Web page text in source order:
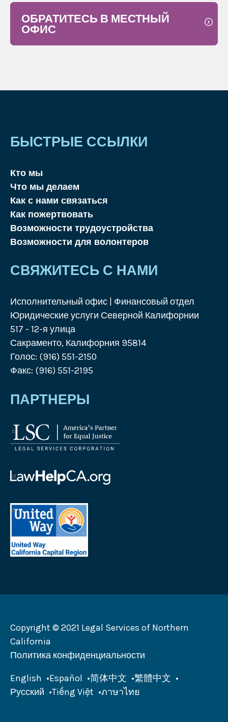
ОБРАТИТЕСЬ В МЕСТНЫЙ
ОФИС
БЫСТРЫЕ ССЫЛКИ
Кто мы
Что мы делаем
Как с нами связаться
Как пожертвовать
Возможности трудоустройства
Возможности для волонтеров
СВЯЖИТЕСЬ С НАМИ
Исполнительный офис | Финансовый отдел
Юридические услуги Северной Калифорнии
517 - 12-я улица
Сакраменто, Калифорния 95814
Голос: (916) 551-2150
Факс: (916) 551-2195
ПАРТНЕРЫ
Логотип
Корпорации
услуг
Логотип
Help
California
Логотип
United
Way
California
Capital
Copyright © 2021 Legal Services of Northern
California
Политика конфиденциальности
English Español 简体中文
繁體中文
Русский
Tiếng Việt ภาษาไทย